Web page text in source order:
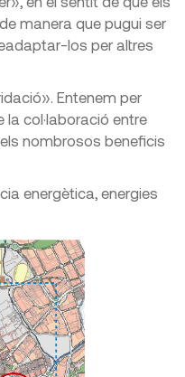
manera que pugui ser
los per altres
Entenem per
col·laboració entre
nombrosos beneficis
energètica, energies